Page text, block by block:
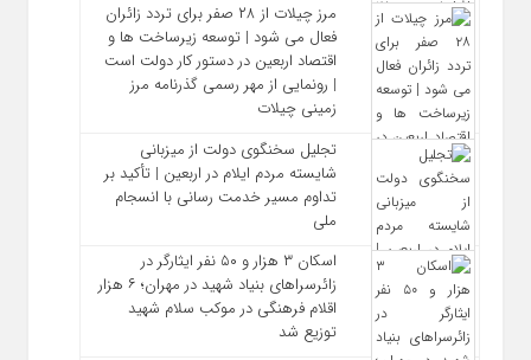
مرز چیلات از ۲۸ صفر برای تردد زائران
فعال می‌ شود | توسعه زیرساخت‌ ها و
اقتصاد اربعین در دستور کار دولت است
| رونمایی از مهر رسمی گذرنامه مرز
زمینی چیلات
تجلیل سخنگوی دولت از میزبانی
شایسته مردم ایلام در اربعین | تأکید بر
تداوم مسیر خدمت‌ رسانی با انسجام
ملی
اسکان ۳ هزار و ۵۰ نفر ایثارگر در
زائرسراهای بنیاد شهید در مهران؛ ۶ هزار
اقلام فرهنگی در موکب سلام شهید
توزیع شد